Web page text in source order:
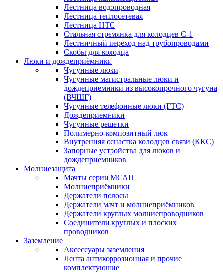
Лестница водопроводная
Лестница теплосетевая
Лестница НТС
Стальная стремянка для колодцев С-1
Лестничный переход над трубопроводами
Скобы для колодца
Люки и дождеприёмники
Чугунные люки
Чугунные магистральные люки и
дождеприемники из высокопрочного чугуна
(ВЧШГ)
Чугунные телефонные люки (ГТС)
Дождеприемники
Чугунные решетки
Полимерно-композитный люк
Внутренняя оснастка колодцев связи (ККС)
Запорные устройства для люков и
дождеприемников
Молниезащита
Мачты серии МСАП
Молниеприёмники
Держатели полосы
Держатели мачт и молниеприёмников
Держатели круглых молниепроводников
Cоединители круглых и плоских
проводников
Заземление
Аксессуары заземления
Лента антикоррозионная и прочие
комплектующие